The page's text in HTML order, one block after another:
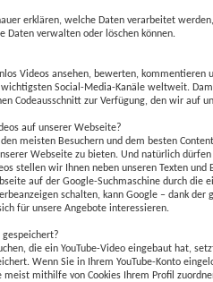
erklären, welche Daten verarbeitet
Daten verwalten oder löschen können.
Videos ansehen, bewerten, kommentieren
wichtigsten Social-Media-Kanäle weltweit.
Codeausschnitt zur Verfügung, den wir auf
auf unserer Webseite?
meisten Besuchern und dem besten
Webseite zu bieten. Und natürlich
stellen wir Ihnen neben unseren Texten
auf der Google-Suchmaschine durch die
schalten, kann Google – dank der
für unsere Angebote interessieren.
gespeichert?
die ein YouTube-Video eingebaut hat,
Wenn Sie in Ihrem YouTube-Konto
mithilfe von Cookies Ihrem Profil